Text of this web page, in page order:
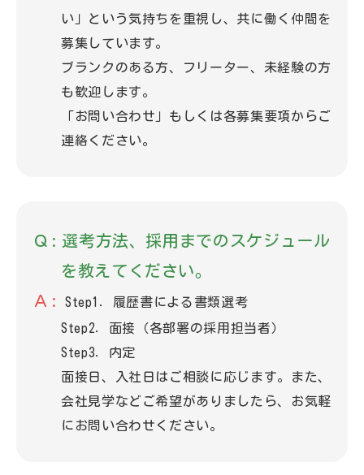
い」という気持ちを重視し、共に働く仲間を
募集しています。
ブランクのある方、フリーター、未経験の方
も歓迎します。
「お問い合わせ」もしくは各募集要項からご
連絡ください。
選考方法、採用までのスケジュール
を教えてください。
Step1．履歴書による書類選考
Step2．面接（各部署の採用担当者）
Step3．内定
面接日、入社日はご相談に応じます。また、
会社見学などご希望がありましたら、お気軽
にお問い合わせください。